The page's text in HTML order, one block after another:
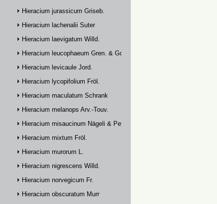
Hieracium jurassicum Griseb.
Hieracium lachenalii Suter
Hieracium laevigatum Willd.
Hieracium leucophaeum Gren. & Godr.
Hieracium levicaule Jord.
Hieracium lycopifolium Fröl.
Hieracium maculatum Schrank
Hieracium melanops Arv.-Touv.
Hieracium misaucinum Nägeli & Peter
Hieracium mixtum Fröl.
Hieracium murorum L.
Hieracium nigrescens Willd.
Hieracium norvegicum Fr.
Hieracium obscuratum Murr